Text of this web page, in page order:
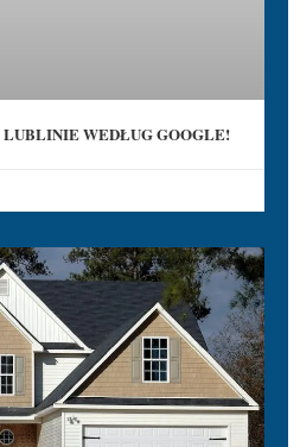
LUBLINIE WEDŁUG GOOGLE!